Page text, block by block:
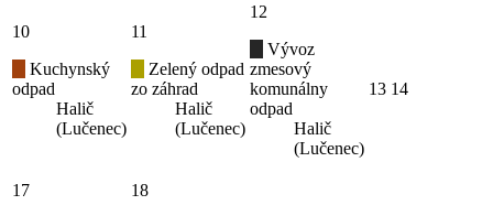
10
Kuchynský
odpad
Halič
(Lučenec)
11
Zelený odpad
zo záhrad
Halič
(Lučenec)
12
Vývoz
zmesový
komunálny
odpad
Halič
(Lučenec)
13 14
17
18